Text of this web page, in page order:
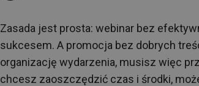
Zasada jest prosta: webinar bez
sukcesem. A promocja bez dobrych
organizację wydarzenia, musisz więc
chcesz zaoszczędzić czas i środki,